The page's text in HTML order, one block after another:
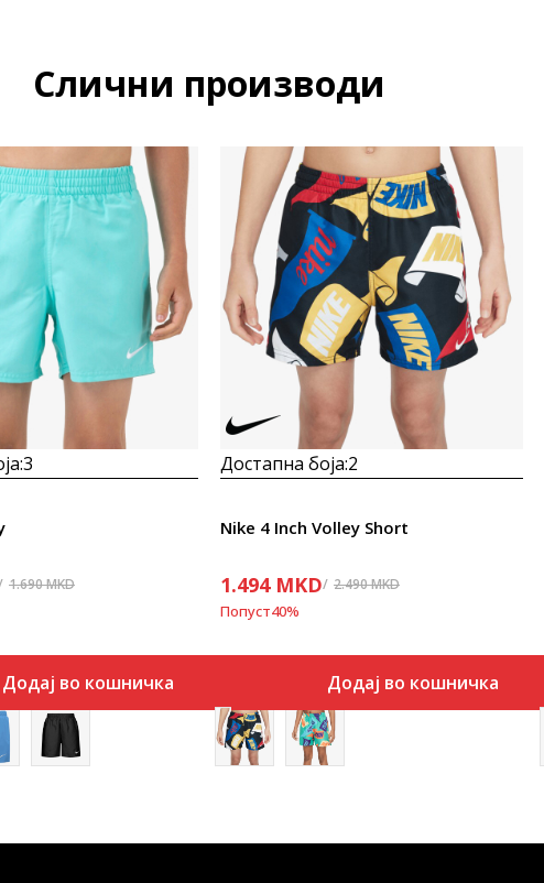
Слични производи
3
1.690MKD
Додај во кошничка
Достапна боја:2
Nike 4 Inch Volley Short
1.494 MKD 2.490MKD
Попуст40%
Додај во кошничка